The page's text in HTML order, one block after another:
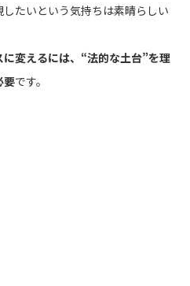
たいという気持ちは素晴らしい
変えるには、“法的な土台”を理
要です。